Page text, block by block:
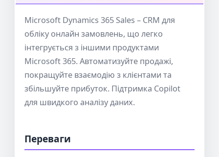
Microsoft Dynamics 365 Sales – CRM для
обліку онлайн замовлень, що легко
інтегрується з іншими продуктами
Microsoft 365. Автоматизуйте продажі,
покращуйте взаємодію з клієнтами та
збільшуйте прибуток. Підтримка Copilot
для швидкого аналізу даних.
Переваги